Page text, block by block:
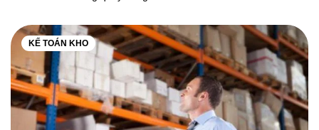
KẾ TOÁN KHO